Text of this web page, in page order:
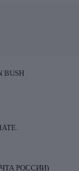
РОССИИ)